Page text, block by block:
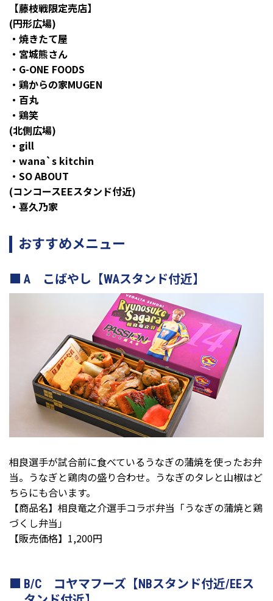
【藤枝戦限定売店】
(円形広場)
・焼きたて屋
・宮城熊さん
・G-ONE FOODS
・鶏からの家MUGEN
・百丸
・鶏笑
(北側広場)
・gill
・wana`s kitchin
・SO ABOUT
(コンコースEEスタンド付近)
・喜久乃家
おすすめメニュー
A こばやし【WAスタンド付近】
相良選手が試合前に食べているうなぎの蒲焼を使ったお弁
当。うなぎと鶏肉の盛り合わせ。うなぎのタレと山椒はど
ちらにも合います。
【商品名】相良竜之介選手コラボ弁当「うなぎの蒲焼と鶏
づくし弁当」
【販売価格】1,200円
B/C コヤマフーズ【NBスタンド付近/EEス